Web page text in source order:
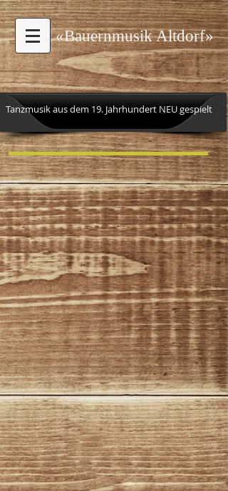
«Bauernmusik Altdorf»
Tanzmusik aus dem 19. Jahrhundert NEU gespielt